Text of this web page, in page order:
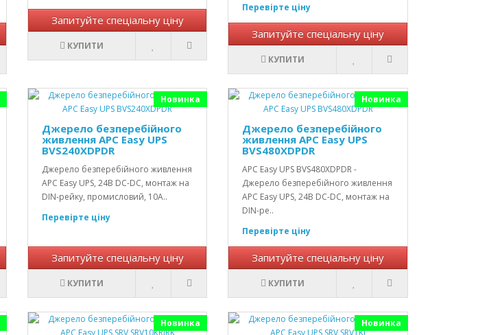
Запитуйте спеціальну ціну
КУПИТИ
Перевірте ціну
Запитуйте спеціальну ціну
КУПИТИ
Новинка
Джерело безперебійного
живлення APC Easy UPS
BVS240XDPDR
Джерело безперебійного живлення
APC Easy UPS, 24В DC-DC, монтаж на
DIN-рейку, промисловий, 10A..
Перевірте ціну
Запитуйте спеціальну ціну
КУПИТИ
Новинка
Джерело безперебійного
живлення APC Easy UPS
BVS480XDPDR
APC Easy UPS BVS480XDPDR -
Джерело безперебійного живлення
APC Easy UPS, 24В DC-DC, монтаж на
DIN-ре..
Перевірте ціну
Запитуйте спеціальну ціну
КУПИТИ
Новинка Новинка